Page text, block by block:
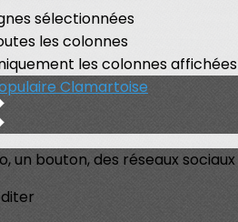
sélectionnées
les colonnes
les colonnes affichées
un bouton, des réseaux sociaux